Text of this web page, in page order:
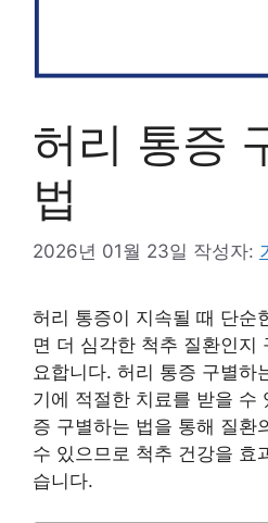
허리 통증
법
2026년 01월 23일 작성자:
허리 통증이 지속될 때 단순
면 더 심각한 척추 질환인지
요합니다. 허리 통증 구별하
기에 적절한 치료를 받을 수
증 구별하는 법을 통해 질환
수 있으므로 척추 건강을 효
습니다.